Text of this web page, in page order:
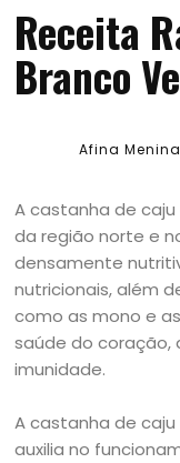
Receita
Branco
Afina Menina
A castanha de
da região norte e
densamente
nutricionais, além
como as mono e
saúde do coração,
imunidade.
A castanha de
auxilia no